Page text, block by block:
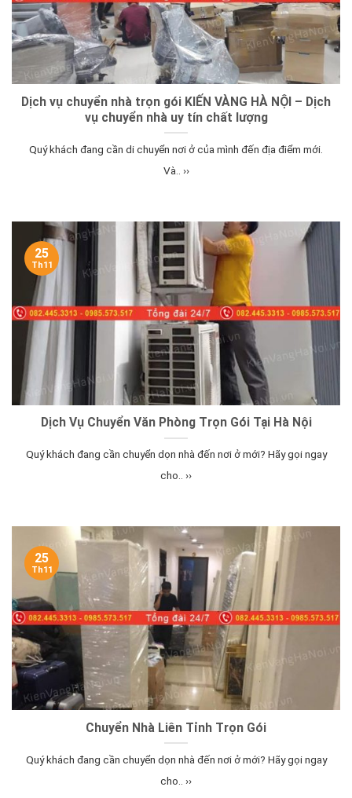
Dịch vụ chuyển nhà trọn gói KIẾN VÀNG HÀ NỘI – Dịch
vụ chuyển nhà uy tín chất lượng
Quý khách đang cần di chuyển nơi ở của mình đến địa điểm mới.
Và.. ››
Dịch Vụ Chuyển Văn Phòng Trọn Gói Tại Hà Nội
Quý khách đang cần chuyển dọn nhà đến nơi ở mới? Hãy gọi ngay
cho.. ››
25
Th11
Chuyển Nhà Liên Tỉnh Trọn Gói
Quý khách đang cần chuyển dọn nhà đến nơi ở mới? Hãy gọi ngay
cho.. ››
25
Th11